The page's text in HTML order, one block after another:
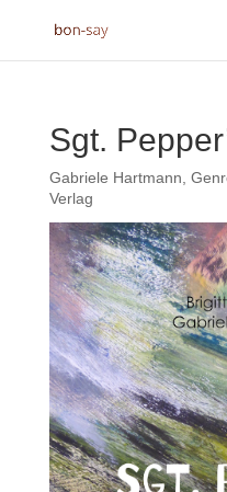
Sgt.
Gabriele Hartmann
Verlag